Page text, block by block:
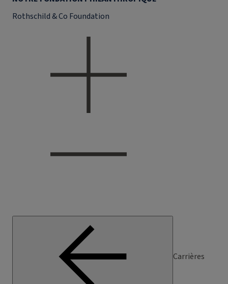
Rothschild & Co Foundation
Carrières